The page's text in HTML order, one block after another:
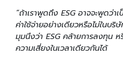
“ถ้าเราพูดถึง ESG อาจจะพูดว่า
ค่าใช้จ่ายอย่างเดียวหรือไม่ในบ
มุมนึงว่า ESG คล้ายการลงทุน ห
ความเสี่ยงในเวลาเดียวกันได้